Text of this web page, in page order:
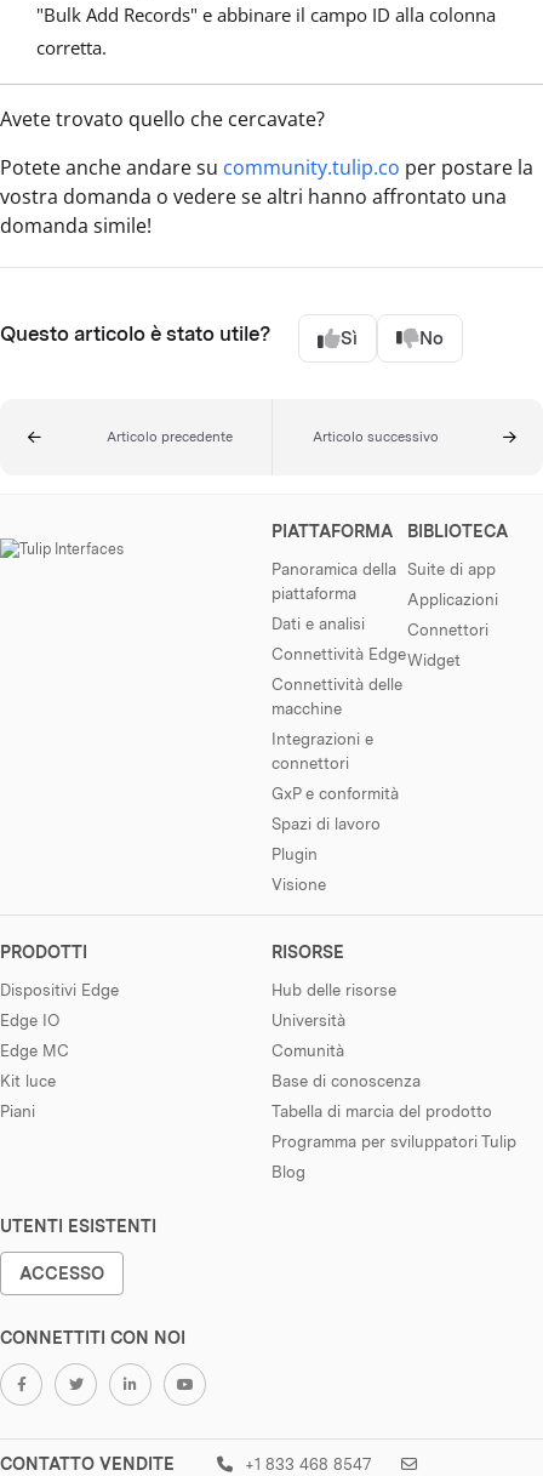
"Bulk Add Records" e abbinare il campo ID alla colonna
corretta.
Avete trovato quello che cercavate?
Potete anche andare su community.tulip.co per postare la
vostra domanda o vedere se altri hanno affrontato una
domanda simile!
Questo articolo è stato utile? Sì No
Articolo precedente Articolo successivo
PIATTAFORMA
Panoramica della
piattaforma
Dati e analisi
Connettività Edge
Connettività delle
macchine
Integrazioni e
connettori
GxP e conformità
Spazi di lavoro
Plugin
Visione
BIBLIOTECA
Suite di app
Applicazioni
Connettori
Widget
PRODOTTI
Dispositivi Edge
Edge IO
Edge MC
Kit luce
Piani
RISORSE
Hub delle risorse
Università
Comunità
Base di conoscenza
Tabella di marcia del prodotto
Programma per sviluppatori Tulip
Blog
UTENTI ESISTENTI
ACCESSO
CONNETTITI CON NOI
CONTATTO VENDITE +1 833 468 8547